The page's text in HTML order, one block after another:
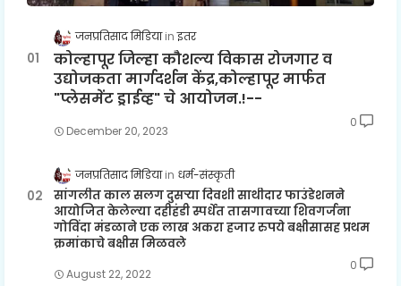
जनप्रतिसाद मिडिया इतर
कोल्हापूर जिल्हा कौशल्य विकास रोजगार व
उद्योजकता मार्गदर्शन केंद्र,कोल्हापूर मार्फत
"प्लेसमेंट ड्राईव्ह" चे आयोजन.!--
December 20, 2023
0
जनप्रतिसाद मिडिया धर्म-संस्कृती
सांगलीत काल सलग दुसऱ्या दिवशी साथीदार फाउंडेशनने
आयोजित केलेल्या दहीहंडी स्पर्धेत तासगावच्या शिवगर्जना
गोविंदा मंडळाने एक लाख अकरा हजार रुपये बक्षीसासह प्रथम
क्रमांकाचे बक्षीस मिळवले
August 22, 2022
0